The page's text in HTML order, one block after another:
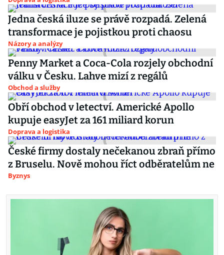
Jedna česká iluze se právě rozpadá. Zelená
transformace je pojistkou proti chaosu
Názory a analýzy
Penny Market a Coca-Cola rozjely obchodní
válku v Česku. Lahve mizí z regálů
Obchod a služby
Obří obchod v letectví. Americké Apollo
kupuje easyJet za 161 miliard korun
Doprava a logistika
České firmy dostaly nečekanou zbraň přímo
z Bruselu. Nově mohou říct odběratelům ne
Byznys